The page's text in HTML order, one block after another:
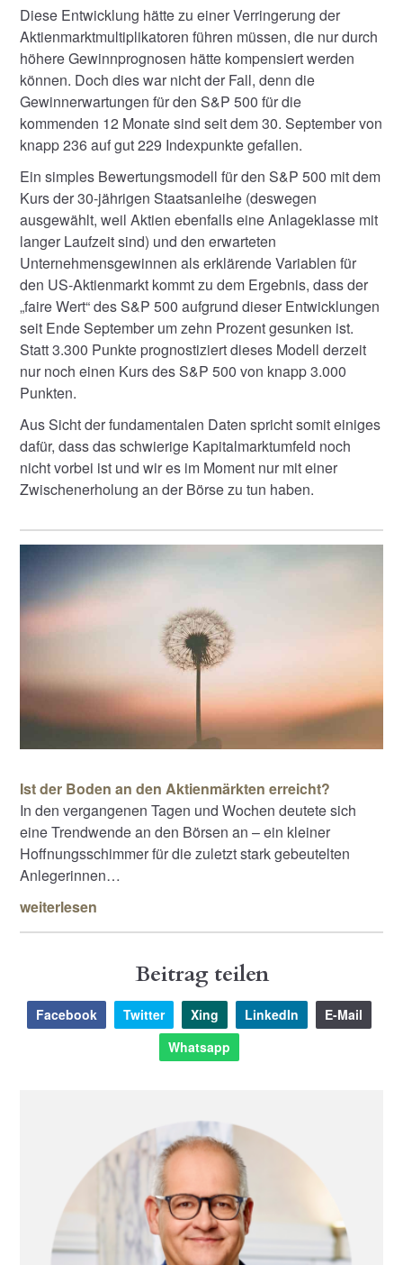
Diese Entwicklung hätte zu einer Verringerung der
Aktienmarktmultiplikatoren führen müssen, die nur durch
höhere Gewinnprognosen hätte kompensiert werden
können. Doch dies war nicht der Fall, denn die
Gewinnerwartungen für den S&P 500 für die
kommenden 12 Monate sind seit dem 30. September von
knapp 236 auf gut 229 Indexpunkte gefallen.
Ein simples Bewertungsmodell für den S&P 500 mit dem
Kurs der 30-jährigen Staatsanleihe (deswegen
ausgewählt, weil Aktien ebenfalls eine Anlageklasse mit
langer Laufzeit sind) und den erwarteten
Unternehmensgewinnen als erklärende Variablen für
den US-Aktienmarkt kommt zu dem Ergebnis, dass der
„faire Wert“ des S&P 500 aufgrund dieser Entwicklungen
seit Ende September um zehn Prozent gesunken ist.
Statt 3.300 Punkte prognostiziert dieses Modell derzeit
nur noch einen Kurs des S&P 500 von knapp 3.000
Punkten.
Aus Sicht der fundamentalen Daten spricht somit einiges
dafür, dass das schwierige Kapitalmarktumfeld noch
nicht vorbei ist und wir es im Moment nur mit einer
Zwischenerholung an der Börse zu tun haben.
Ist der Boden an den Aktienmärkten erreicht?
In den vergangenen Tagen und Wochen deutete sich
eine Trendwende an den Börsen an – ein kleiner
Hoffnungsschimmer für die zuletzt stark gebeutelten
Anlegerinnen…
weiterlesen
Beitrag teilen
Facebook Twitter Xing LinkedIn
E-Mail
Whatsapp